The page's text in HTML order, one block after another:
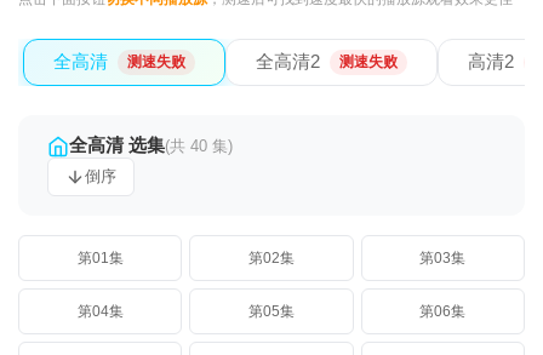
全高清 测速失败 全高清2 测速失败 高清2
全高清 选集(共 40 集)
倒序
第01集 第02集 第03集
第04集 第05集 第06集